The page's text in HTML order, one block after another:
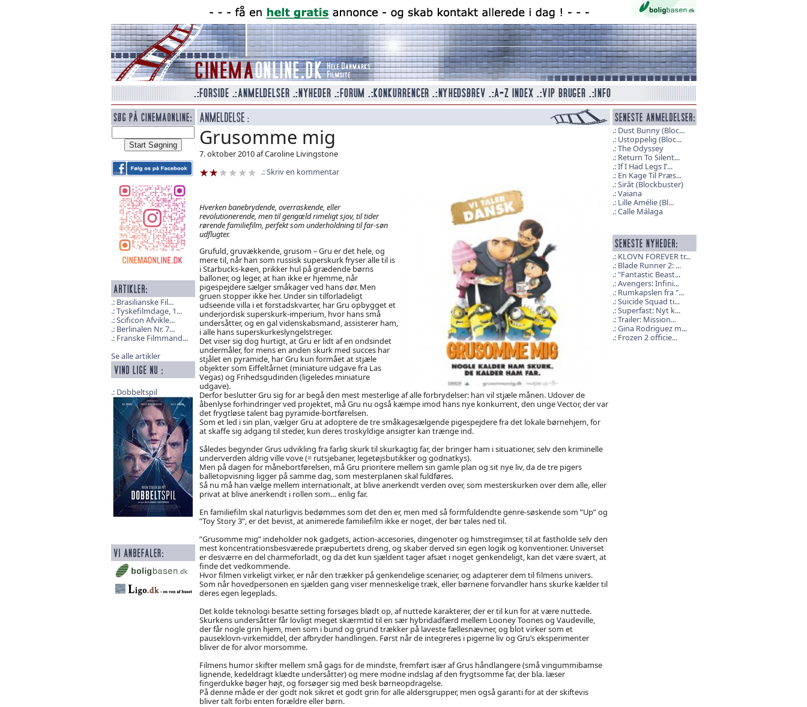
Brasilianske Fil...
Tyskefilmdage, 1...
Scificon Afvikle...
Berlinalen Nr. 7...
Franske Filmmand...
Se alle artikler
Dobbeltspil
Grusomme mig
7. oktober 2010 af Caroline Livingstone
Skriv en kommentar
Hverken banebrydende, overraskende, eller
revolutionerende, men til gengæld rimeligt sjov, til tider
rørende familiefilm, perfekt som underholdning til far-søn
udflugter.
Grufuld, gruvækkende, grusom – Gru er det hele, og
mere til, når han som russisk superskurk fryser alle til is
i Starbucks-køen, prikker hul på grædende børns
balloner, og leger, at han ikke er hjemme, når
pigespejdere sælger småkager ved hans dør. Men
gruen stopper ikke her. Under sin tilforladeligt
udseende villa i et forstadskvarter, har Gru opbygget et
underjordisk superskurk-imperium, hvor hans små
undersåtter, og en gal videnskabsmand, assisterer ham,
i alle hans superskurkeslyngelstreger.
Det viser sig dog hurtigt, at Gru er lidt af en ondsindet
undermåler, for mens en anden skurk med succes har
stjålet en pyramide, har Gru kun formået at stjæle
objekter som Eiffeltårnet (miniature udgave fra Las
Vegas) og Frihedsgudinden (ligeledes miniature
udgave).
Derfor beslutter Gru sig for ar begå den mest mesterlige af alle forbrydelser: han vil stjæle månen. Udover de
åbenlyse forhindringer ved projektet, må Gru nu også kæmpe imod hans nye konkurrent, den unge Vector, der var
det frygtløse talent bag pyramide-bortførelsen.
Som et led i sin plan, vælger Gru at adoptere de tre småkagesælgende pigespejdere fra det lokale børnehjem, for
at skaffe sig adgang til steder, kun deres troskyldige ansigter kan trænge ind.
Således begynder Grus udvikling fra farlig skurk til skurkagtig far, der bringer ham i situationer, selv den kriminelle
underverden aldrig ville vove (= rutsjebaner, legetøjsbutikker og godnatkys).
Men på dagen for månebortførelsen, må Gru prioritere mellem sin gamle plan og sit nye liv, da de tre pigers
balletopvisning ligger på samme dag, som mesterplanen skal fuldføres.
Så nu må han vælge mellem internationalt, at blive anerkendt verden over, som mesterskurken over dem alle, eller
privat at blive anerkendt i rollen som… enlig far.
En familiefilm skal naturligvis bedømmes som det den er, men med så formfuldendte genre-søskende som ”Up” og
”Toy Story 3”, er det bevist, at animerede familiefilm ikke er noget, der bør tales ned til.
”Grusomme mig” indeholder nok gadgets, action-accesories, dingenoter og himstregimser, til at fastholde selv den
mest koncentrationsbesværede præpubertets dreng, og skaber derved sin egen logik og konventioner. Universet
er desværre en del charmeforladt, og da det kun sjældent tager afsæt i noget genkendeligt, kan det være svært, at
finde det vedkommende.
Hvor filmen virkeligt virker, er når den trækker på genkendelige scenarier, og adapterer dem til filmens univers.
Som når hovedpersonen en sjælden gang viser menneskelige træk, eller børnene forvandler hans skurke kælder til
deres egen legeplads.
Det kolde teknologi besatte setting forsøges blødt op, af nuttede karakterer, der er til kun for at være nuttede.
Skurkens undersåtter får lovligt meget skærmtid til en sær hybridadfærd mellem Looney Toones og Vaudeville,
der får nogle grin hjem, men som i bund og grund trækker på laveste fællesnævner, og blot virker som et
pauseklovn-virkemiddel, der afbryder handlingen. Først når de integreres i pigerne liv og Gru’s eksperimenter
bliver de for alvor morsomme.
Filmens humor skifter mellem små gags for de mindste, fremført især af Grus håndlangere (små vingummibamse
lignende, kedeldragt klædte undersåtter) og mere modne indslag af den frygtsomme far, der bla. læser
fingerdukke bøger højt, og forsøger sig med besk børneopdragelse.
På denne måde er der godt nok sikret et godt grin for alle aldersgrupper, men også garanti for at der skiftevis
bliver talt forbi enten forældre eller børn.
Dust Bunny (Bloc...
Ustoppelig (Bloc...
The Odyssey
Return To Silent...
If I Had Legs I’...
En Kage Til Præs...
Sirât (Blockbuster)
Vaiana
Lille Amélie (Bl...
Calle Málaga
KLOVN FOREVER tr...
Blade Runner 2: ...
"Fantastic Beast...
Avengers: Infini...
Rumkapslen fra "...
Suicide Squad ti...
Superfast: Nyt k...
Trailer: Mission...
Gina Rodriguez m...
Frozen 2 officie...